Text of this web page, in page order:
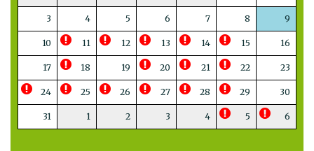
3 4 5 6 7 8 9
10 11 12 13 14 15 16
17 18 19 20 21 22 23
24 25 26 27 28 29 30
31 1 2 3 4 5 6